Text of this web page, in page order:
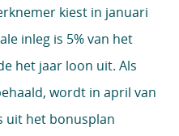
kiest in januari
inleg is 5% van het
het jaar loon uit. Als
wordt in april van
uit het bonusplan